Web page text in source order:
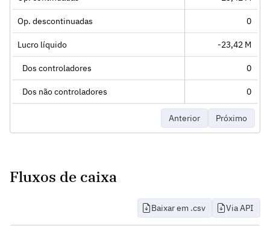
Op. descontinuadas 0
Lucro líquido -23,42 M
Dos controladores 0
Dos não controladores 0
Anterior Próximo
Fluxos de caixa
Baixar em .csv Via API